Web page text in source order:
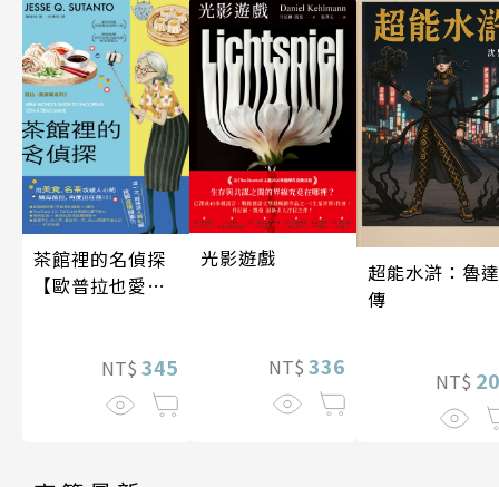
茶館裡的名偵探
【歐普拉也愛！
《茶館裡的嫌疑
人》續作】
NT$ 345
光影遊戲
NT$ 336
超能水滸：魯達
傳
NT$